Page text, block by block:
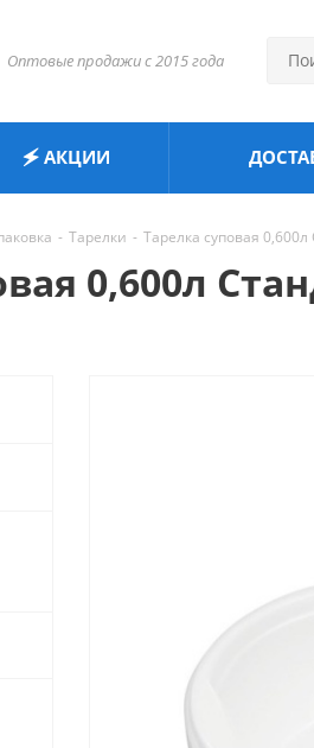
Оптовые продажи с 2015 года
🗲 АКЦИИ
- Тарелки - Тарелка суповая
0,600л